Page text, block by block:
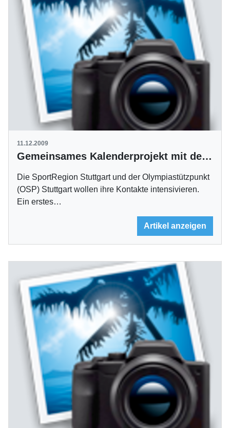
11.12.2009
Gemeinsames Kalenderprojekt mit dem OSP
Die SportRegion Stuttgart und der Olympiastützpunkt
(OSP) Stuttgart wollen ihre Kontakte intensivieren.
Ein erstes…
Artikel anzeigen